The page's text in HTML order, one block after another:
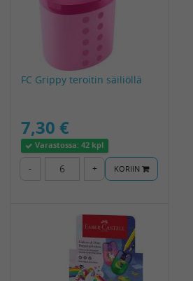
FC Grippy teroitin säiliöllä
7,30 €
Varastossa:42 kpl
- + KORIIN